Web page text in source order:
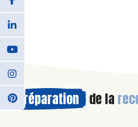
Préparation de la